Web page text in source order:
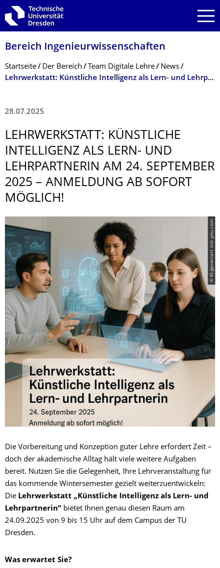
Zur Hauptnavigation springen
Zur Suche springen
Zum Inhalt springen
Bereich Ingenieur­wissen­schaften
Breadcrumb-Menü
Startseite Der Bereich Team Digitale Lehre
News
Lehrwerkstatt: Künstliche Intelligenz als Lern- und Lehrpartnerin am 24. September 2025 – Anmeldung ab sofort möglich!
28.07.2025
LEHRWERKSTATT: KÜNSTLICHE
INTELLIGENZ ALS LERN- UND
LEHRPARTNERIN AM 24. SEPTEMBER
2025 – ANMELDUNG AB SOFORT
MÖGLICH!
© KI-generiert mit you.com
Die Vorbereitung und Konzeption guter Lehre erfordert Zeit –
doch der akademische Alltag hält viele weitere Aufgaben
bereit. Nutzen Sie die Gelegenheit, Ihre Lehrveranstaltung für
das kommende Wintersemester gezielt weiterzuentwickeln:
Die Lehrwerkstatt „Künstliche Intelligenz als Lern- und
Lehrpartnerin“ bietet Ihnen genau diesen Raum am
24.09.2025 von 9 bis 15 Uhr auf dem Campus der TU
Dresden.
Was erwartet Sie?